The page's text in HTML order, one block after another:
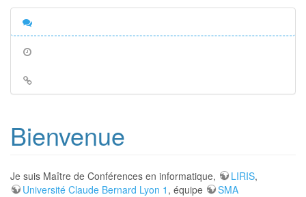
de
Bienvenue
Je suis Maître de Conférences en informatique, LIRIS,
Université Claude Bernard Lyon 1 , équipe
SMA